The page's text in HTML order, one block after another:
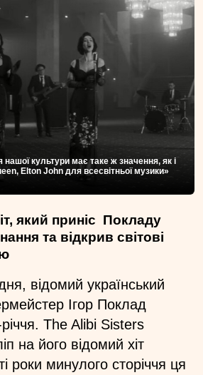
нашої культури має таке ж значення, як і
Elton John для всесвітньої музики»
який приніс Покладу
та відкрив світові
відомий український
Ігор Поклад
The Alibi Sisters
на його відомий хіт
роки минулого сторіччя ця